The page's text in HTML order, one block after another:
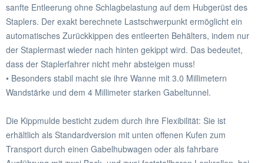
sanfte Entleerung ohne Schlagbelastung auf dem Hubgerüst des
Staplers. Der exakt berechnete Lastschwerpunkt ermöglicht ein
automatisches Zurückkippen des entleerten Behälters, indem nur
der Staplermast wieder nach hinten gekippt wird. Das bedeutet,
dass der Staplerfahrer nicht mehr absteigen muss!
• Besonders stabil macht sie ihre Wanne mit 3.0 Millimetern
Wandstärke und dem 4 Millimeter starken Gabeltunnel.
Die Kippmulde besticht zudem durch ihre Flexibilität: Sie ist
erhältlich als Standardversion mit unten offenen Kufen zum
Transport durch einen Gabelhubwagen oder als fahrbare